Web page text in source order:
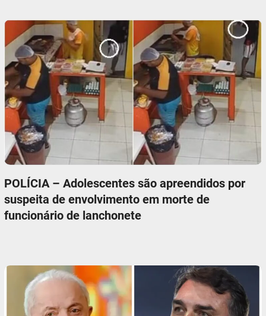
POLÍCIA – Adolescentes são apreendidos por
suspeita de envolvimento em morte de
funcionário de lanchonete